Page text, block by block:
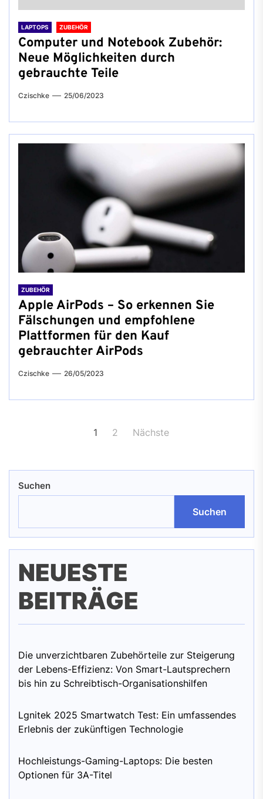
LAPTOPS ZUBEHÖR
Computer und Notebook Zubehör:
Neue Möglichkeiten durch
gebrauchte Teile
Czischke 25/06/2023
ZUBEHÖR
Apple AirPods – So erkennen Sie
Fälschungen und empfohlene
Plattformen für den Kauf
gebrauchter AirPods
Czischke 26/05/2023
Seitennummerierung
Beiträge
1 2 Nächste
Suchen
Suchen
NEUESTE
BEITRÄGE
Die unverzichtbaren Zubehörteile zur Steigerung
der Lebens-Effizienz: Von Smart-Lautsprechern
bis hin zu Schreibtisch-Organisationshilfen
Lgnitek 2025 Smartwatch Test: Ein umfassendes
Erlebnis der zukünftigen Technologie
Hochleistungs-Gaming-Laptops: Die besten
Optionen für 3A-Titel